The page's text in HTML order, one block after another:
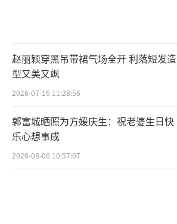
赵丽颖穿黑吊带裙气场全开 利落短发造
型又美又飒
2026-07-16 11:28:56
郭富城晒照为方媛庆生：祝老婆生日快
乐心想事成
2026-08-06 10:57:07